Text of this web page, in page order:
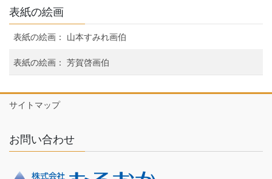
表紙の絵画
表紙の絵画： 山本すみれ画伯
表紙の絵画： 芳賀啓画伯
サイトマップ
お問い合わせ